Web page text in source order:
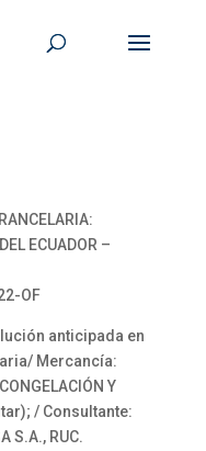
ECUADOR –
OF
anticipada en
Mercancía:
Y
/ Consultante:
S.A., RUC.